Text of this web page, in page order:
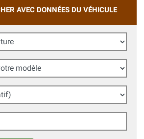
AVEC DONNÉES DU VÉHICULE
modèle